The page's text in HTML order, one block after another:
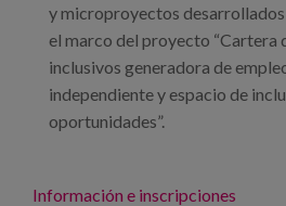
y microproyectos desarrollados
el marco del proyecto “Cartera
inclusivos generadora de
independiente y espacio de
oportunidades”.
Información e inscripciones